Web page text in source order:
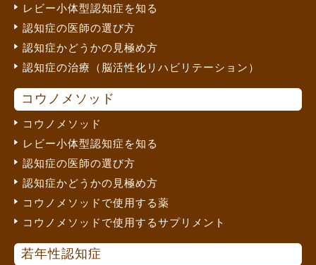
レビー小体型認知症を知る
認知症の医師の選び方
認知症かどうかの見極め方
認知症の治療（脳活性化リハビリテーション）
コウノメソッド
コウノメソッド
レビー小体型認知症を知る
認知症の医師の選び方
認知症かどうかの見極め方
コウノメソッドで使用する薬
コウノメソッドで使用するサプリメント
若年性認知症